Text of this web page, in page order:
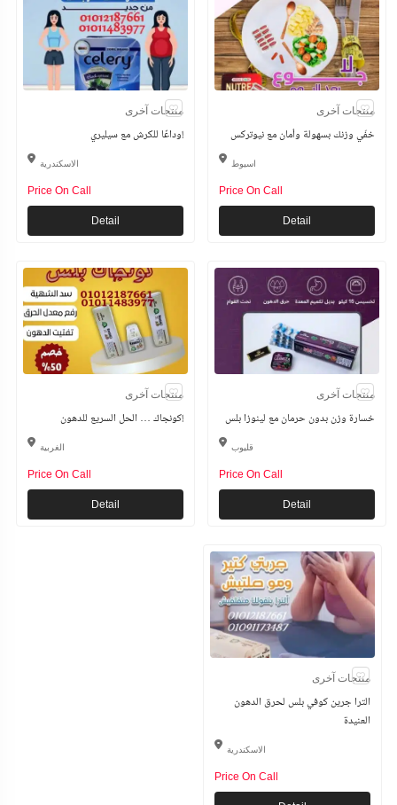
منتجات آخرى
وداعًا للكرش مع سيليري!
الاسكندرية
Price On Call
Detail
منتجات آخرى
خفّي وزنك بسهولة وأمان مع نيوتركس
اسيوط
Price On Call
Detail
منتجات آخرى
كونجاك … الحل السريع للدهون!
الغربية
Price On Call
Detail
منتجات آخرى
خسارة وزن بدون حرمان مع لينوزا بلس
قليوب
Price On Call
Detail
منتجات آخرى
الترا جرين كوفي بلس لحرق الدهون
العنيدة
الاسكندرية
Price On Call